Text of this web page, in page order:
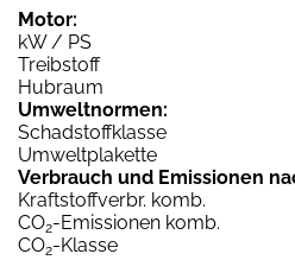
Motor:
kW / PS
Treibstoff
Hubraum
Umweltnormen:
Schadstoffklasse
Umweltplakette
Verbrauch und Emissionen
Kraftstoffverbr. komb.
CO2-Emissionen komb.
CO2-Klasse